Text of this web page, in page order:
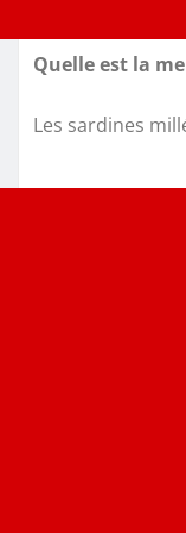
Quelle est la
Les sardines